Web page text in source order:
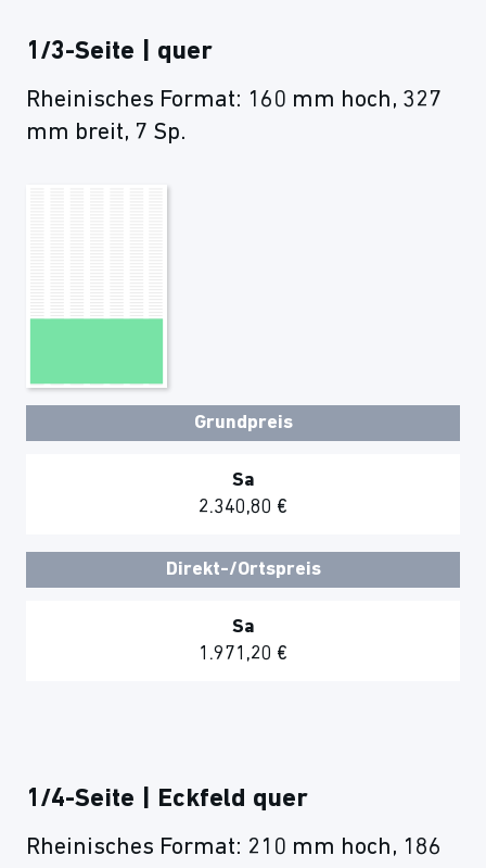
1/3-Seite | quer
Rheinisches Format: 160 mm hoch, 327
mm breit, 7 Sp.
Grundpreis
Sa
2.340,80 €
Direkt-/Ortspreis
Sa
1.971,20 €
1/4-Seite | Eckfeld quer
Rheinisches Format: 210 mm hoch, 186